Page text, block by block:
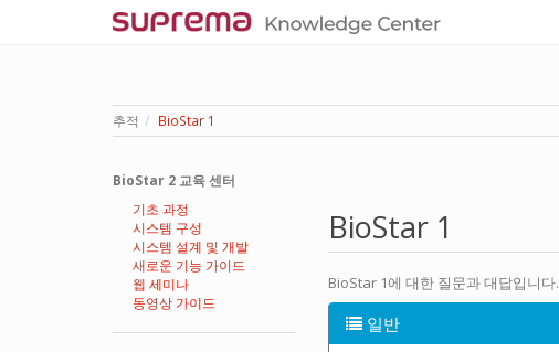
추적 BioStar 1
BioStar 2 교육 센터
기초 과정
시스템 구성
시스템 설계 및 개발
새로운 기능 가이드
웹 세미나
동영상 가이드
BioStar 1
BioStar 1에 대한 질문과 대답입니다.
일반